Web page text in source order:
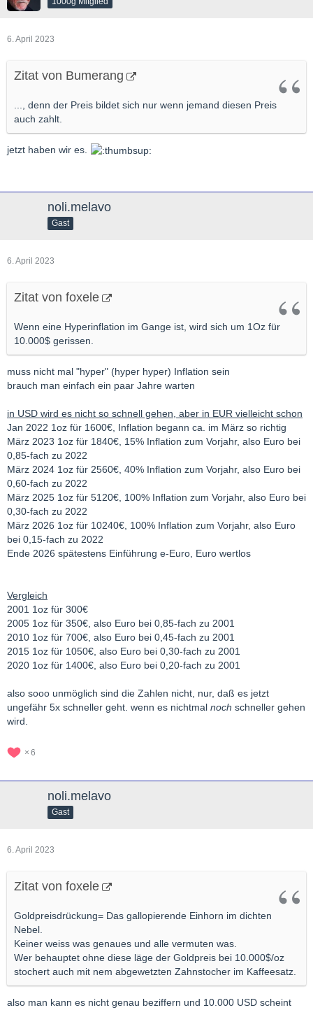
6. April 2023
Zitat von Bumerang
..., denn der Preis bildet sich nur wenn jemand diesen Preis
auch zahlt.
jetzt haben wir es.
noli.melavo
Gast
6. April 2023
Zitat von foxele
Wenn eine Hyperinflation im Gange ist, wird sich um 1Oz für
10.000$ gerissen.
muss nicht mal "hyper" (hyper hyper) Inflation sein
brauch man einfach ein paar Jahre warten
in USD wird es nicht so schnell gehen, aber in EUR vielleicht schon
Jan 2022 1oz für 1600€, Inflation begann ca. im März so richtig
März 2023 1oz für 1840€, 15% Inflation zum Vorjahr, also Euro bei
0,85-fach zu 2022
März 2024 1oz für 2560€, 40% Inflation zum Vorjahr, also Euro bei
0,60-fach zu 2022
März 2025 1oz für 5120€, 100% Inflation zum Vorjahr, also Euro bei
0,30-fach zu 2022
März 2026 1oz für 10240€, 100% Inflation zum Vorjahr, also Euro
bei 0,15-fach zu 2022
Ende 2026 spätestens Einführung e-Euro, Euro wertlos
Vergleich
2001 1oz für 300€
2005 1oz für 350€, also Euro bei 0,85-fach zu 2001
2010 1oz für 700€, also Euro bei 0,45-fach zu 2001
2015 1oz für 1050€, also Euro bei 0,30-fach zu 2001
2020 1oz für 1400€, also Euro bei 0,20-fach zu 2001
also sooo unmöglich sind die Zahlen nicht, nur, daß es jetzt
ungefähr 5x schneller geht. wenn es nichtmal noch schneller gehen
wird.
6
noli.melavo
Gast
6. April 2023
Zitat von foxele
Goldpreisdrückung= Das gallopierende Einhorn im dichten
Nebel.
Keiner weiss was genaues und alle vermuten was.
Wer behauptet ohne diese läge der Goldpreis bei 10.000$/oz
stochert auch mit nem abgewetzten Zahnstocher im Kaffeesatz.
also man kann es nicht genau beziffern und 10.000 USD scheint